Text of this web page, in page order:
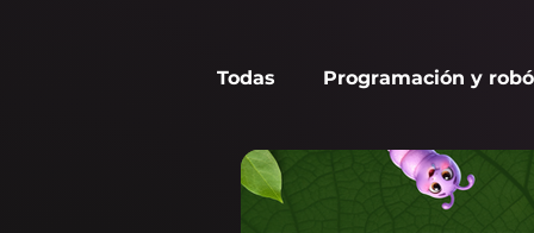
Todas Programación y
Scratch Jr Makecode